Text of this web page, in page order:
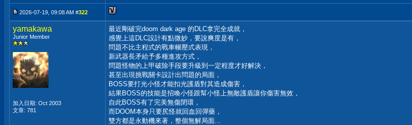
2026-07-19, 09:08 AM #322
yamakawa
Junior Member
加入日期: Oct 2003
文章: 781
最近剛破完doom dark age 的DLC拿完全成就，
感覺上這DLC設計有點微妙，要說爽度是有，
問題不比主程式的戰車輾壓式表現，
新武器長矛給予多種進攻方式，
問題怪物的上甲破除手段要升級到一定程度才好解決，
甚至出現挑戰關卡設計出問題的局面，
BOSS要打光小怪才能扣光護盾對其造成傷害，
結果BOSS的技能是招喚小怪跟幫小怪上無敵護盾讓你傷害無效，
自此BOSS有了完美無傷閉環，
而DOOM本身只要尻怪就回血回彈藥，
雙方都是永動機來著，整個無解局面...